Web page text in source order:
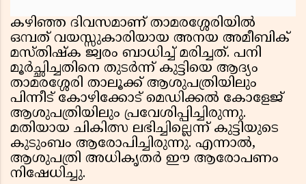
കഴിഞ്ഞ ദിവസമാണ് താമരശ്ശേരിയിൽ
ഒമ്പത് വയസ്സുകാരിയായ അനയ അമീബിക്
മസ്തിഷ്ക ജ്വരം ബാധിച്ച് മരിച്ചത്. പനി
മൂർച്ഛിച്ചതിനെ തുടർന്ന് കുട്ടിയെ ആദ്യം
താമരശ്ശേരി താലൂക്ക് ആശുപത്രിയിലും
പിന്നീട് കോഴിക്കോട് മെഡിക്കൽ കോളേജ്
ആശുപത്രിയിലും പ്രവേശിപ്പിച്ചിരുന്നു.
മതിയായ ചികിത്സ ലഭിച്ചില്ലെന്ന് കുട്ടിയുടെ
കുടുംബം ആരോപിച്ചിരുന്നു. എന്നാൽ,
ആശുപത്രി അധികൃതർ ഈ ആരോപണം
നിഷേധിച്ചു.